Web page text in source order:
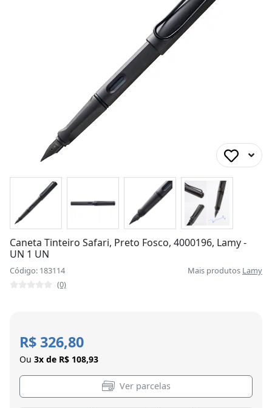
Caneta Tinteiro Safari, Preto Fosco, 4000196, Lamy -
UN 1 UN
Código: 183114 Mais produtos Lamy
(0)
R$ 326,80
Ou 3x de R$ 108,93
Ver parcelas